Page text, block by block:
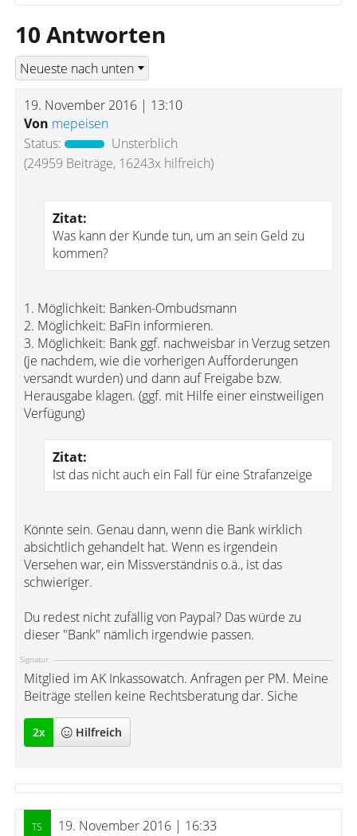
10 Antworten
19. November 2016 | 13:10
Von mepeisen
Status:
Unsterblich
(24959 Beiträge, 16243x hilfreich)
Zitat:
Was kann der Kunde tun, um an sein Geld zu
kommen?
1. Möglichkeit: Banken-Ombudsmann
2. Möglichkeit: BaFin informieren.
3. Möglichkeit: Bank ggf. nachweisbar in Verzug setzen
(je nachdem, wie die vorherigen Aufforderungen
versandt wurden) und dann auf Freigabe bzw.
Herausgabe klagen. (ggf. mit Hilfe einer einstweiligen
Verfügung)
Zitat:
Ist das nicht auch ein Fall für eine Strafanzeige
Könnte sein. Genau dann, wenn die Bank wirklich
absichtlich gehandelt hat. Wenn es irgendein
Versehen war, ein Missverständnis o.ä., ist das
schwieriger.
Du redest nicht zufällig von Paypal? Das würde zu
dieser "Bank" nämlich irgendwie passen.
Signatur:
Mitglied im AK Inkassowatch. Anfragen per PM. Meine
Beiträge stellen keine Rechtsberatung dar. Siche
2x Hilfreich
19. November 2016 | 16:33